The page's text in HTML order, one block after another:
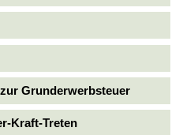
Grunderwerbsteuer
Kraft-Treten